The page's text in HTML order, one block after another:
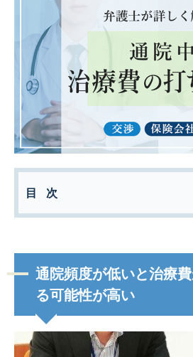
目次
通院頻度が低いと治療
る可能性が高い